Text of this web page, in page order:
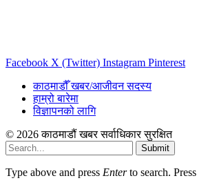
Facebook X (Twitter) Instagram Pinterest
काठमाडौँ खबर/आजीवन सदस्य
हाम्रो बारेमा
विज्ञापनको लागि
© 2026 काठमाडौं खबर सर्वाधिकार सुरक्षित
Submit
Type above and press Enterto search. Press